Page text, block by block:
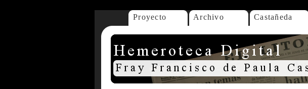
Proyecto Archivo Castañeda